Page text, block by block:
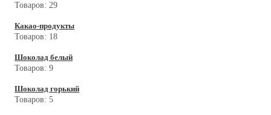
Товаров: 29
Какао-продукты
Товаров: 18
Шоколад белый
Товаров: 9
Шоколад горький
Товаров: 5